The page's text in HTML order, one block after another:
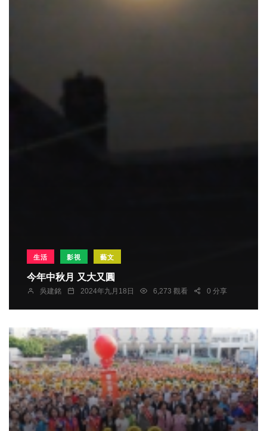
生活 影視 藝文
今年中秋月 又大又圓
吳建銘 2024年九月18日 6,273 觀看 0 分享